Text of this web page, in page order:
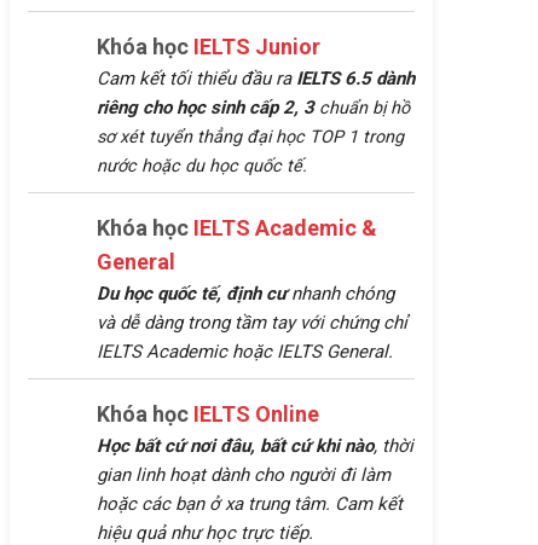
Khóa học IELTS Junior
Cam kết tối thiểu đầu raIELTS 6.5 dành
riêng cho học sinh cấp 2, 3 chuẩn bị hồ
sơ xét tuyển thẳng đại học TOP 1 trong
nước hoặc du học quốc tế.
Khóa học IELTS Academic &
General
Du học quốc tế, định cưnhanh chóng
và dễ dàng trong tầm tay với chứng chỉ
IELTS Academic hoặc IELTS General.
Khóa học IELTS Online
Học bất cứ nơi đâu, bất cứ khi nào, thời
gian linh hoạt dành cho người đi làm
hoặc các bạn ở xa trung tâm. Cam kết
hiệu quả như học trực tiếp.